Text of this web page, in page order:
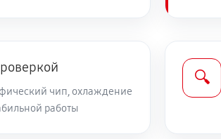
чип, охлаждение
работы
🔍